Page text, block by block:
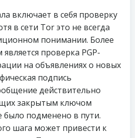
включает в себя проверку
в сети Tor это не всегда
понимании. Более
проверка PGP-
на объявлениях о новых
подпись
действительно
закрытым ключом
было подменено в пути.
шага может привести к